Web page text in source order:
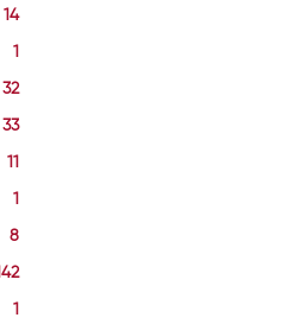
14
1
32
33
11
1
8
1